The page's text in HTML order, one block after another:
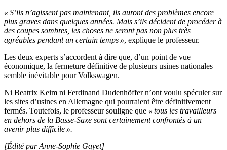
« S’ils n’agissent pas maintenant, ils auront des problèmes encore
plus graves dans quelques années. Mais s’ils décident de procéder à
des coupes sombres, les choses ne seront pas non plus très
agréables pendant un certain temps », explique le professeur.
Les deux experts s’accordent à dire que, d’un point de vue
économique, la fermeture définitive de plusieurs usines nationales
semble inévitable pour Volkswagen.
Ni Beatrix Keim ni Ferdinand Dudenhöffer n’ont voulu spéculer sur
les sites d’usines en Allemagne qui pourraient être définitivement
fermés. Toutefois, le professeur souligne que « tous les travailleurs
en dehors de la Basse-Saxe sont certainement confrontés à un
avenir plus difficile ».
[Édité par Anne-Sophie Gayet]